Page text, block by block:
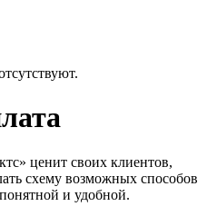
ценит своих клиентов,
схему возможных способов
и удобной.